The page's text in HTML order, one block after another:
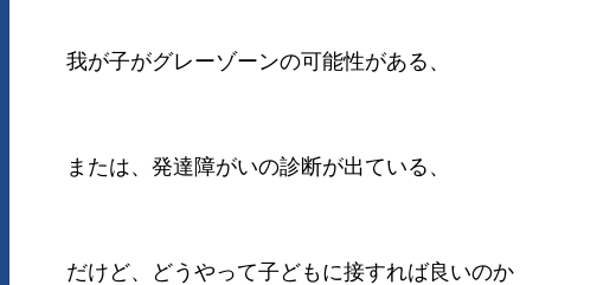
我が子がグレーゾーンの可能性がある、
または、発達障がいの診断が出ている、
だけど、どうやって子どもに接すれば良いのか